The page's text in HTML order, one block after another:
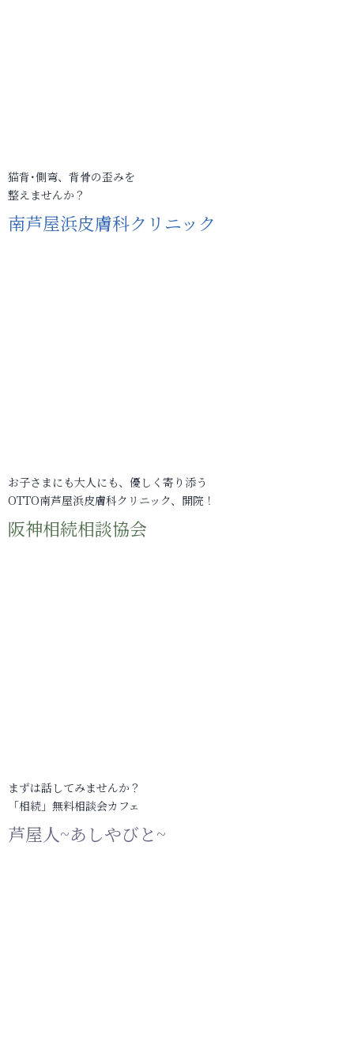
猫背･側弯、背骨の歪みを
整えませんか？
南芦屋浜皮膚科クリニック
お子さまにも大人にも、優しく寄り添う
OTTO南芦屋浜皮膚科クリニック、開院！
阪神相続相談協会
まずは話してみませんか？
「相続」無料相談会カフェ
芦屋人~あしやびと~